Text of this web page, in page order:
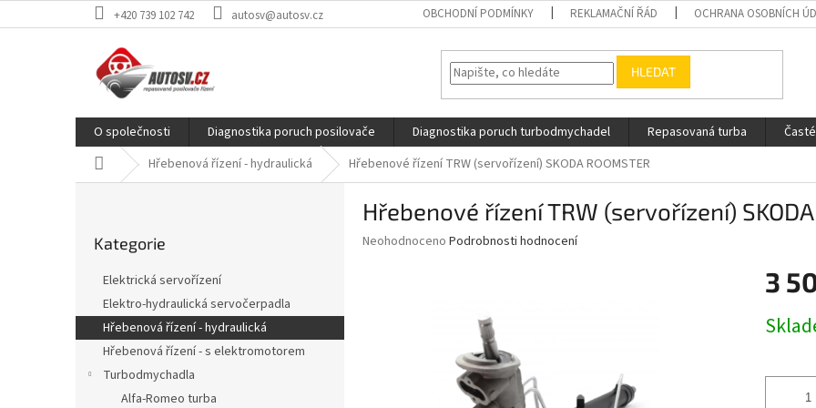
na
+420 739 102 742 autosv@autosv.cz OBCHODNÍ PODMÍNKY REKLAMAČNÍ ŘÁD OCHRANA OSOBNÍCH
HLEDAT
O společnosti Diagnostika poruch posilovače Diagnostika poruch turbodmychadel Repasovaná turba
Domů Hřebenová řízení - hydraulická Hřebenové řízení TRW (servořízení) SKODA ROOMSTER
n
kategorie
Kategorie
Elektrická servořízení
Elektro-hydraulická servočerpadla
Hřebenová řízení - hydraulická
Hřebenová řízení - s elektromotorem
Turbodmychadla
Alfa-Romeo turba
Hřebenové řízení TRW (servořízení) SKODA
Průměrné
Neohodnoceno Podrobnosti hodnocení
3
cena: